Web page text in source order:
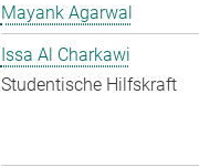
Mayank Agarwal
Issa Al Charkawi
Studentische Hilfskraft